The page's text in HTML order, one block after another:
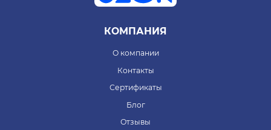
КОМПАНИЯ
О компании
Контакты
Сертификаты
Блог
Отзывы